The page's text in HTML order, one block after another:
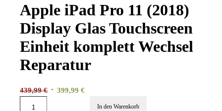
Apple iPad Pro 11 (2018)
Display Glas Touchscreen
Einheit komplett Wechsel
Reparatur
439,99€ Ursprünglicher
399,99€Aktueller
In den Warenkorb